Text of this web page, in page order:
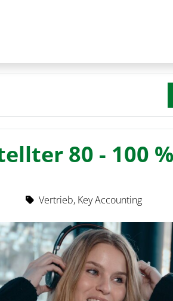
80 - 100
Vertrieb, Key Accounting